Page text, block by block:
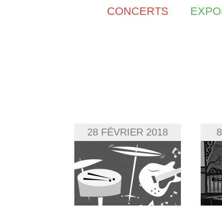
CONCERTS
28 FÉVRIER 2018